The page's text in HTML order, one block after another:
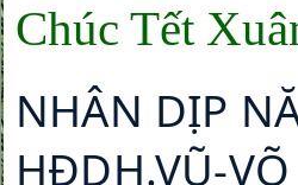
Chúc Tết
NHÂN DỊP
HĐDH.VŨ-